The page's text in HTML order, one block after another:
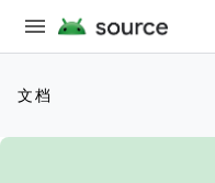
文档